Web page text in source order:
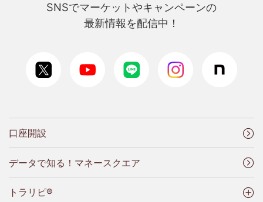
SNSでマーケットやキャンペーンの
最新情報を配信中！
口座開設
データで知る！マネースクエア
トラリピ®